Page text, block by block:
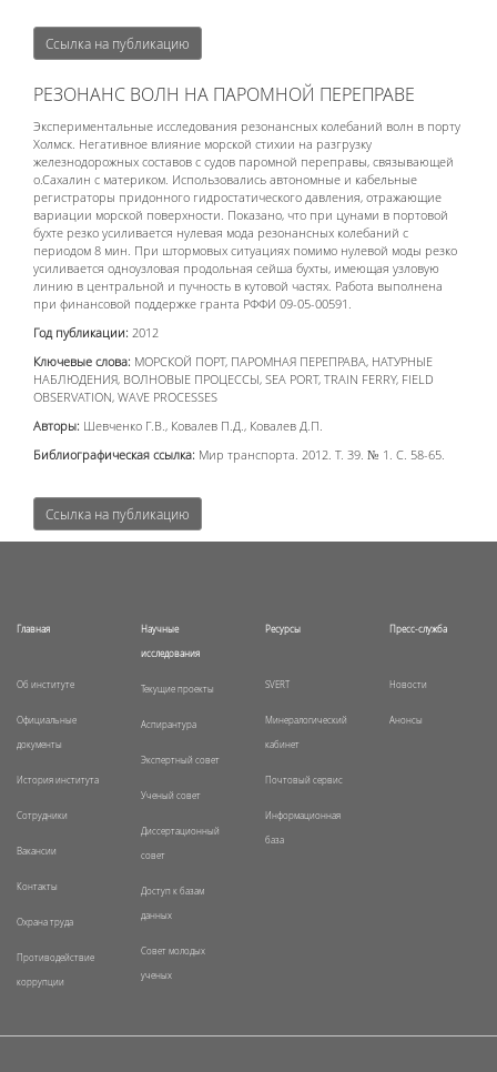
Ссылка на публикацию
РЕЗОНАНС ВОЛН НА ПАРОМНОЙ ПЕРЕПРАВЕ
Экспериментальные исследования резонансных колебаний волн в порту
Холмск. Негативное влияние морской стихии на разгрузку
железнодорожных составов с судов паромной переправы, связывающей
о.Сахалин с материком. Использовались автономные и кабельные
регистраторы придонного гидростатического давления, отражающие
вариации морской поверхности. Показано, что при цунами в портовой
бухте резко усиливается нулевая мода резонансных колебаний с
периодом 8 мин. При штормовых ситуациях помимо нулевой моды резко
усиливается одноузловая продольная сейша бухты, имеющая узловую
линию в центральной и пучность в кутовой частях. Работа выполнена
при финансовой поддержке гранта РФФИ 09-05-00591.
Год публикации: 2012
Ключевые слова: МОРСКОЙ ПОРТ, ПАРОМНАЯ ПЕРЕПРАВА, НАТУРНЫЕ
НАБЛЮДЕНИЯ, ВОЛНОВЫЕ ПРОЦЕССЫ, SEA PORT, TRAIN FERRY, FIELD
OBSERVATION, WAVE PROCESSES
Авторы: Шевченко Г.В., Ковалев П.Д., Ковалев Д.П.
Библиографическая ссылка: Мир транспорта. 2012. Т. 39. № 1. С. 58-65.
Ссылка на публикацию
Главная
Об институте
Официальные
документы
История института
Сотрудники
Вакансии
Контакты
Охрана труда
Противодействие
коррупции
Научные
исследования
Текущие проекты
Аспирантура
Экспертный совет
Ученый совет
Диссертационный
совет
Доступ к базам
данных
Совет молодых
ученых
Ресурсы
SVERT
Минералогический
кабинет
Почтовый сервис
Информационная
база
Пресс-служба
Новости
Анонсы